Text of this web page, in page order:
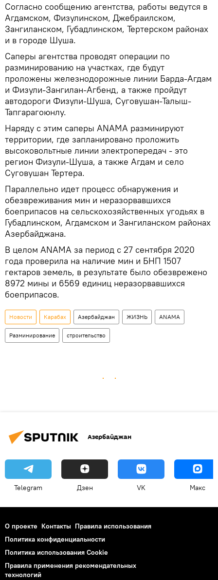
Согласно сообщению агентства, работы ведутся в
Агдамском, Физулинском, Джебраилском,
Зангиланском, Губадлинском, Тертерском районах
и в городе Шуша.
Саперы агентства проводят операции по
разминированию на участках, где будут
проложены железнодорожные линии Барда-Агдам
и Физули-Зангилан-Агбенд, а также пройдут
автодороги Физули-Шуша, Суговушан-Талыш-
Тапгарагоюнлу.
Наряду с этим саперы ANAMA разминируют
территории, где запланировано проложить
высоковольтные линии электропередач - это
регион Физули-Шуша, а также Агдам и село
Суговушан Тертера.
Параллельно идет процесс обнаружения и
обезвреживания мин и неразорвавшихся
боеприпасов на сельскохозяйственных угодьях в
Губадлинском, Агдамском и Зангиланском районах
Азербайджана.
В целом ANAMA за период с 27 сентября 2020
года проверила на наличие мин и БНП 1507
гектаров земель, в результате было обезврежено
8972 мины и 6569 единиц неразорвавшихся
боеприпасов.
Новости Карабах Азербайджан ЖИЗНЬ ANAMA
Разминирование строительство
Азербайджан
Telegram Дзен VK Макс
О проекте Контакты Правила использования
Политика конфиденциальности
Политика использования Cookie
Правила применения рекомендательных
технологий